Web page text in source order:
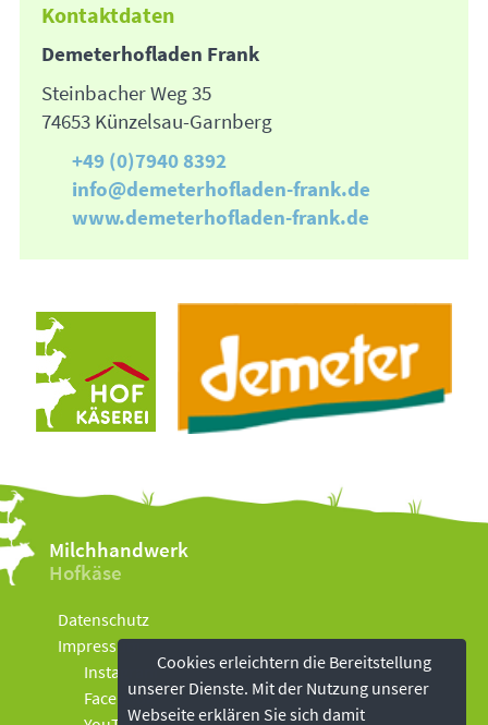
Kontaktdaten
Demeterhofladen Frank
Steinbacher Weg 35
74653 Künzelsau-Garnberg
+49 (0)7940 8392
info@demeterhofladen-frank.de
www.demeterhofladen-frank.de
Cookies erleichtern die Bereitstellung
unserer Dienste. Mit der Nutzung unserer
Webseite erklären Sie sich damit
Milchhandwerk
Hofkäse
Datenschutz
Impressum
Instagram
Facebook